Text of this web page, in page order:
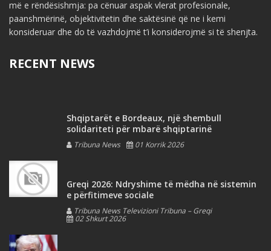
më e rëndësishmja: pa cënuar aspak vlerat profesionale,
paanshmërinë, objektivitetin dhe saktësinë që ne i kemi
konsideruar dhe do të vazhdojmë t’i konsiderojmë si të shenjta.
RECENT NEWS
Shqiptarët e Bordeaux, një shembull
solidariteti për mbarë shqiptarinë
Tribuna News 01 Korrik 2026
Greqi 2026: Ndryshime të mëdha në sistemin
e përfitimeve sociale
Tribuna News Televizioni Tribuna – Greqi
02 Shkurt 2026